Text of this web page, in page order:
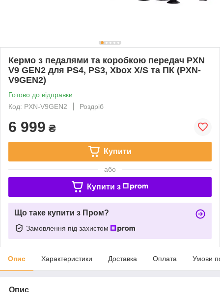
Кермо з педалями та коробкою передач PXN
V9 GEN2 для PS4, PS3, Xbox X/S та ПК (PXN-
V9GEN2)
Готово до відправки
Код: PXN-V9GEN2
Роздріб
6 999 ₴
Купити
або
Купити з
Що таке купити з Пром?
Замовлення під захистом
Опис Характеристики Доставка Оплата Умови
Опис